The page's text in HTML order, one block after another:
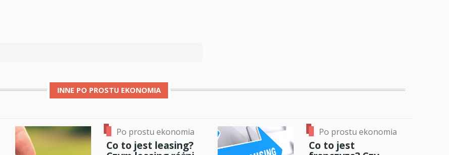
INNE PO PROSTU EKONOMIA
Po prostu ekonomia
Co to jest leasing?
Po prostu ekonomia
Co to jest